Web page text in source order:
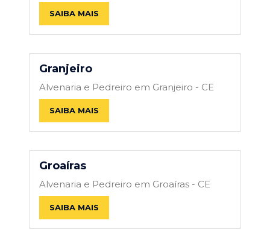
SAIBA MAIS
Granjeiro
Alvenaria e Pedreiro em Granjeiro - CE
SAIBA MAIS
Groaíras
Alvenaria e Pedreiro em Groaíras - CE
SAIBA MAIS